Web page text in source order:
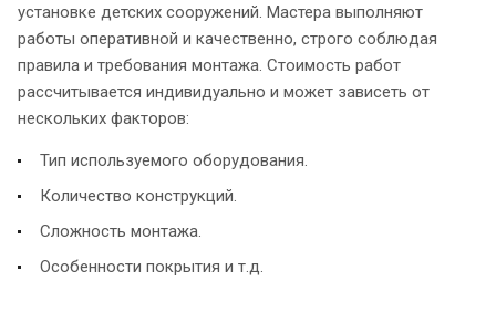
установке детских сооружений. Мастера выполняют
работы оперативной и качественно, строго соблюдая
правила и требования монтажа. Стоимость работ
рассчитывается индивидуально и может зависеть от
нескольких факторов:
Тип используемого оборудования.
Количество конструкций.
Сложность монтажа.
Особенности покрытия и т.д.